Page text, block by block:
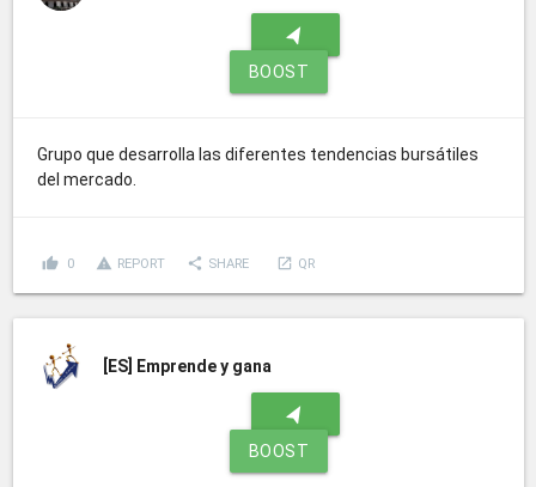
navigation
BOOST
Grupo que desarrolla las diferentes tendencias bursátiles
del mercado.
thumb_up 0 report_problem REPORT share SHARE launch QR
[ES] Emprende y gana
navigation
BOOST